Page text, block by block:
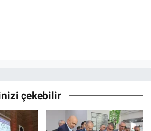
çekebilir